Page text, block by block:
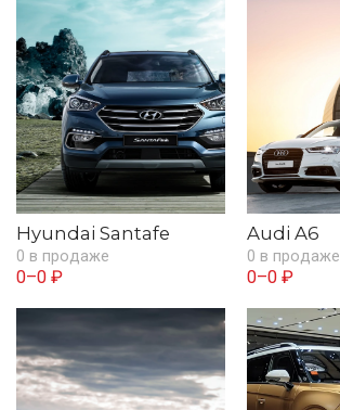
Hyundai Santafe
0 в продаже
0–0 ₽
Audi A6
0 в продаже
0–0 ₽